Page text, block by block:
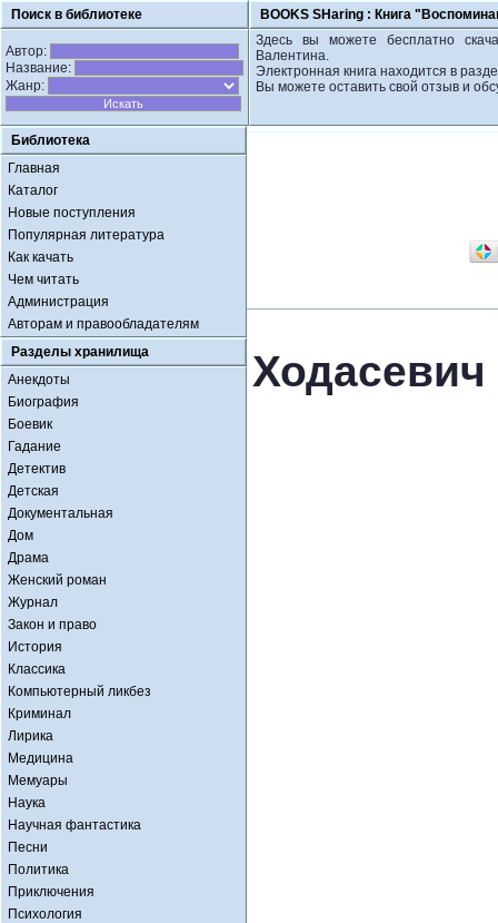
Поиск в библиотеке BOOKS SHaring : Книга
Автор:
Название:
Жанр:
Здесь вы можете бесплатно
Валентина.
Электронная книга находится в
Вы можете оставить свой отзыв и
Библиотека
Главная
Каталог
Новые поступления
Популярная литература
Как качать
Чем читать
Администрация
Авторам и правообладателям
Разделы хранилища
Анекдоты
Биография
Боевик
Гадание
Детектив
Детская
Документальная
Дом
Драма
Женский роман
Журнал
Закон и право
История
Классика
Компьютерный ликбез
Криминал
Лирика
Медицина
Мемуары
Наука
Научная фантастика
Песни
Политика
Приключения
Психология